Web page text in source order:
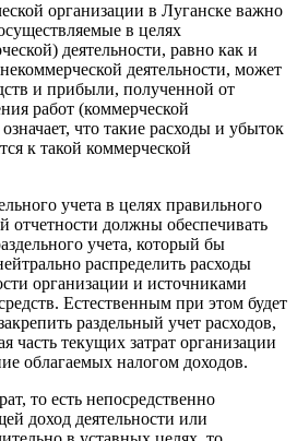
организации в Луганске важно
в целях
деятельности, равно как и
деятельности, может
и прибыли, полученной от
работ (коммерческой
что такие расходы и убыток
к такой коммерческой
учета в целях правильного
отчетности должны обеспечивать
учета, который бы
распределить расходы
организации и источниками
Естественным при этом будет
раздельный учет расходов,
часть текущих затрат организации
облагаемых налогом доходов.
то есть непосредственно
доход деятельности или